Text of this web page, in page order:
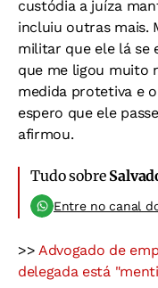
custódia a juíza
incluiu outras mais.
militar que ele lá se
que me ligou muito
medida protetiva e
espero que ele
afirmou.
Tudo sobre
Entre no canal
>>Advogado de
delegada está